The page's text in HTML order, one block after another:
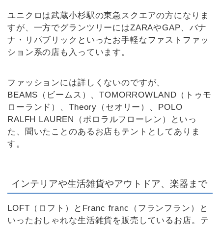
ユニクロは武蔵小杉駅の東急スクエアの方になりま
すが、一方でグランツリーにはZARAやGAP、バナ
ナ・リパブリックといったお手軽なファストファッ
ション系の店も入っています。
ファッションには詳しくないのですが、
BEAMS（ビームス）、TOMORROWLAND（トゥモ
ローランド）、Theory（セオリー）、POLO
RALFH LAUREN（ポロラルフローレン）といっ
た、聞いたことのあるお店もテントとしてありま
す。
インテリアや生活雑貨やアウトドア、楽器まで
LOFT（ロフト）とFranc franc（フランフラン）と
いったおしゃれな生活雑貨を販売しているお店。テ